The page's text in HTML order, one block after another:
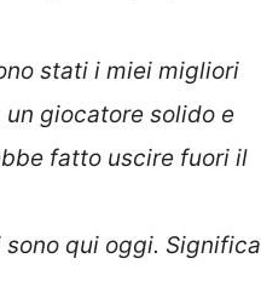
stati i miei migliori
giocatore solido e
fatto uscire fuori il
qui oggi. Significa